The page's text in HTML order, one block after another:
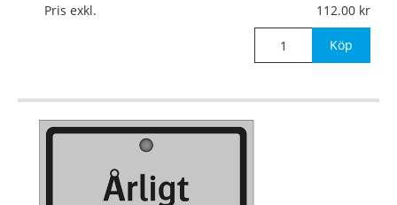
350x10x3 mm
Pris exkl. 112.00
Köp